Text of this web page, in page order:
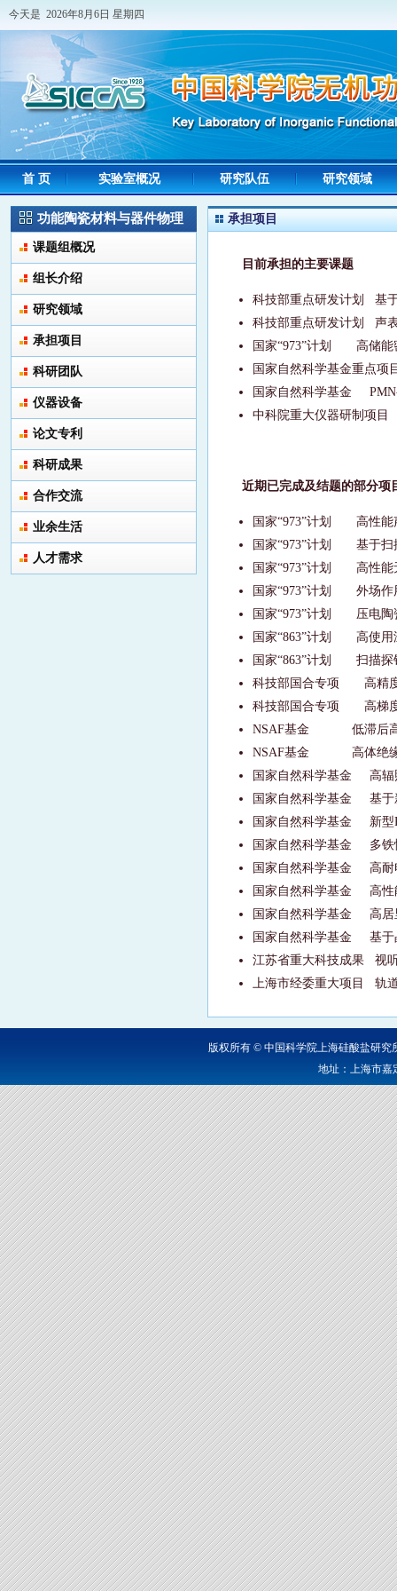
今天是 2026年8月6日 星期四
首 页 实验室概况 研究队伍 研究领域
功能陶瓷材料与器件物理
课题组概况
组长介绍
研究领域
承担项目
科研团队
仪器设备
论文专利
科研成果
合作交流
业余生活
人才需求
承担项目
目前承担的主要课题
科技部重点研发计划
基
科技部重点研发计划
声
国家“973”计划
高储能
国家自然科学基金重点项
国家自然科学基金
中科院重大仪器研制项目
近期已完成及结题的部分项
国家“973”计划
高性能
国家“973”计划
基于扫
国家“973”计划
高性能
国家“973”计划
外场作
国家“973”计划
压电陶
国家“863”计划
高使用
国家“863”计划
扫描探
科技部国合专项
高精
科技部国合专项
高梯
NSAF基金
低滞后
NSAF基金
高体绝
国家自然科学基金
高辐
国家自然科学基金
基于
国家自然科学基金
新型
国家自然科学基金
多
国家自然科学基金
高耐
国家自然科学基金
高性
国家自然科学基金
高居
国家自然科学基金
基于
江苏省重大科技成果
视
上海市经委重大项目
轨
版权所有 © 中国科学院上海硅酸盐研
地址：上海市嘉